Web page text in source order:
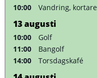
10:00 Vandring, kortare
13augusti
10:00
Golf
11:00
Bangolf
14:00
Torsdagskafé